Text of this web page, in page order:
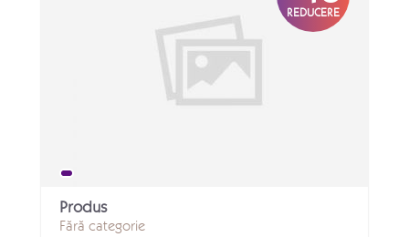
REDUCERE
Produs
Fără categorie